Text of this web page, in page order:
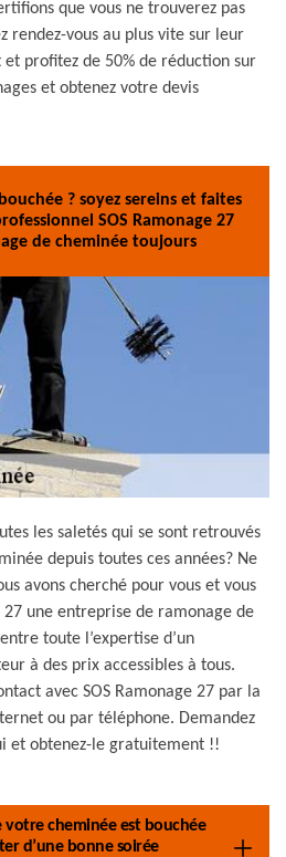
que vous ne trouverez pas
rendez-vous au plus vite sur leur
profitez de 50% de réduction sur
et obtenez votre devis
? soyez sereins et faites
SOS Ramonage 27
de cheminée toujours
les saletés qui se sont retrouvés
depuis toutes ces années? Ne
avons cherché pour vous et vous
27 une entreprise de ramonage de
toute l’expertise d’un
à des prix accessibles à tous.
avec SOS Ramonage 27 par la
ou par téléphone. Demandez
et obtenez-le gratuitement !!
votre cheminée est bouchée
d’une bonne soirée